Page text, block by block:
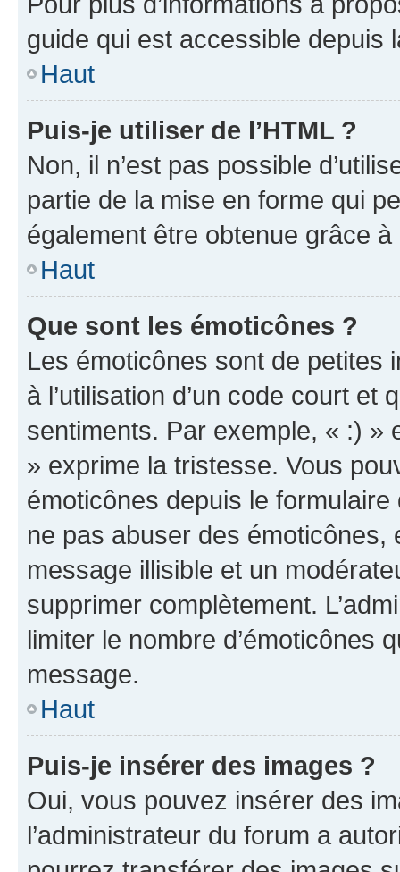
guide qui est accessible depuis
Haut
Puis-je utiliser de l’HTML ?
Non, il n’est pas possible
partie de la mise en forme qui
également être obtenue grâce à
Haut
Que sont les émoticônes ?
Les émoticônes sont de petites
à l’utilisation d’un code court et
sentiments. Par exemple, « :) »
» exprime la tristesse. Vous
émoticônes depuis le
ne pas abuser des
message illisible et un
supprimer complètement.
limiter le nombre d’émoticônes
message.
Haut
Puis-je insérer des images ?
Oui, vous pouvez insérer des
l’administrateur du forum a